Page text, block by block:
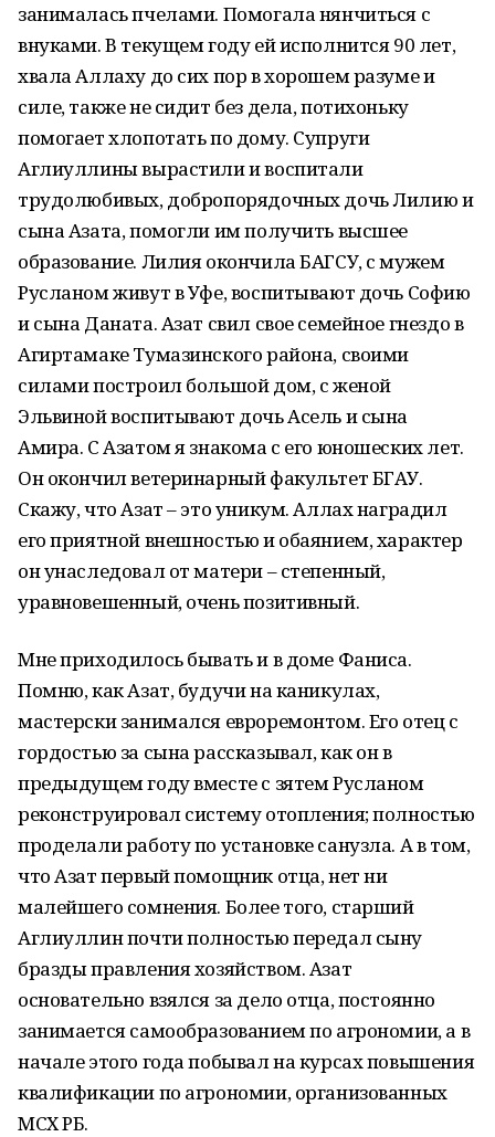
занималась пчелами. Помогала нянчиться с
внуками. В текущем году ей исполнится 90 лет,
хвала Аллаху до сих пор в хорошем разуме и
силе, также не сидит без дела, потихоньку
помогает хлопотать по дому. Супруги
Аглиуллины вырастили и воспитали
трудолюбивых, добропорядочных дочь Лилию и
сына Азата, помогли им получить высшее
образование. Лилия окончила БАГСУ, с мужем
Русланом живут в Уфе, воспитывают дочь Софию
и сына Даната. Азат свил свое семейное гнездо в
Агиртамаке Тумазинского района, своими
силами построил большой дом, с женой
Эльвиной воспитывают дочь Асель и сына
Амира. С Азатом я знакома с его юношеских лет.
Он окончил ветеринарный факультет БГАУ.
Скажу, что Азат – это уникум. Аллах наградил
его приятной внешностью и обаянием, характер
он унаследовал от матери – степенный,
уравновешенный, очень позитивный.
Мне приходилось бывать и в доме Фаниса.
Помню, как Азат, будучи на каникулах,
мастерски занимался евроремонтом. Его отец с
гордостью за сына рассказывал, как он в
предыдущем году вместе с зятем Русланом
реконструировал систему отопления; полностью
проделали работу по установке санузла. А в том,
что Азат первый помощник отца, нет ни
малейшего сомнения. Более того, старший
Аглиуллин почти полностью передал сыну
бразды правления хозяйством. Азат
основательно взялся за дело отца, постоянно
занимается самообразованием по агрономии, а в
начале этого года побывал на курсах повышения
квалификации по агрономии, организованных
МСХ РБ.